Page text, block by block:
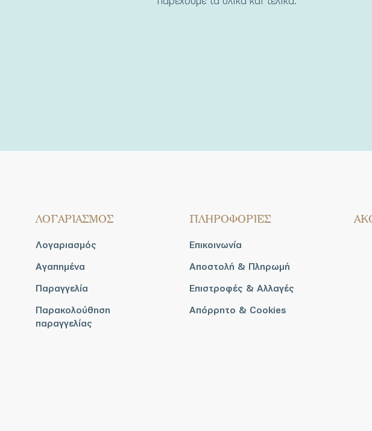
ΛΟΓΑΡΙΑΣΜΟΣ
Λογαριασμός
Αγαπημένα
Παραγγελία
Παρακολούθηση
παραγγελίας
ΠΛΗΡΟΦΟΡΙΕΣ
Επικοινωνία
Αποστολή & Πληρωμή
Επιστροφές & Αλλαγές
Απόρρητο & Cookies